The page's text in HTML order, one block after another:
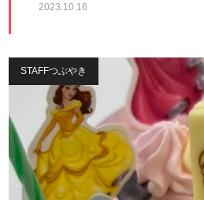
2023.10.16
STAFFつぶやき